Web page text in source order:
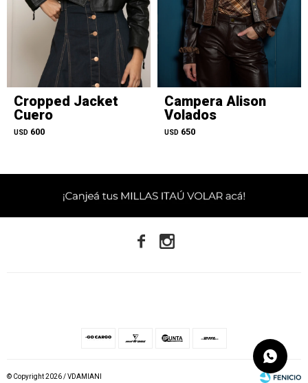
Cropped Jacket
Cuero
USD 600
Campera Alison
Volados
USD 650
 
© Copyright 2026 / VDAMIANI